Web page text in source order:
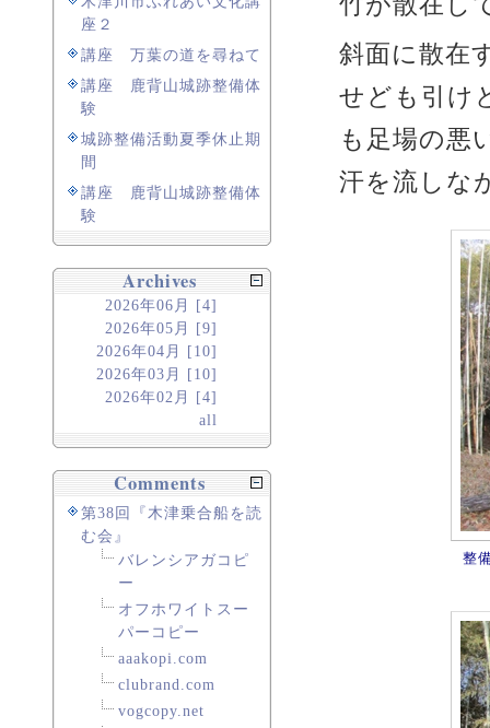
斜面に散在
せども引け
も足場の悪
汗を流しな
整
座２
講座 万葉の道を尋ねて
講座 鹿背山城跡整備体
験
城跡整備活動夏季休止期
間
講座 鹿背山城跡整備体
験
Archives
2026年06月 [4]
2026年05月 [9]
2026年04月 [10]
2026年03月 [10]
2026年02月 [4]
all
Comments
第38回『木津乗合船を読
む会』
バレンシアガコピ
ー
オフホワイトスー
パーコピー
aaakopi.com
clubrand.com
vogcopy.net